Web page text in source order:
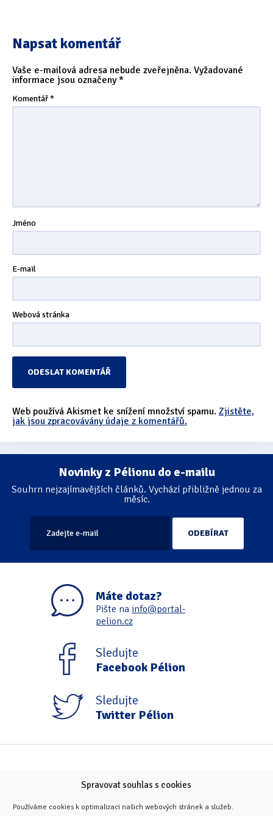
Spravovat souhlas s cookies
Používáme cookies k optimalizaci našich webových stránek a služeb.
Napsat komentář
Vaše e-mailová adresa nebude zveřejněna. Vyžadované
informace jsou označeny*
Komentář*
Jméno
E-mail
Webová stránka
Web používá Akismet ke snížení množství spamu. Zjistěte,
jak jsou zpracovávány údaje z komentářů.
Novinky z Pélionu do e-mailu
Souhrn nejzajímavějších článků. Vychází přibližně jednou za
měsíc.
Máte dotaz?
Pište na info@portal-
pelion.cz
Sledujte
Facebook Pélion
Sledujte
Twitter Pélion